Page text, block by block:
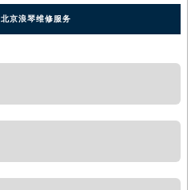
北京浪琴维修服务